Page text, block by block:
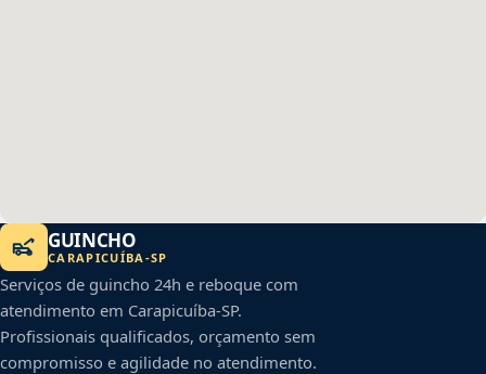
GUINCHO
CARAPICUÍBA -SP
Serviços de guincho 24h e reboque com
atendimento em Carapicuíba-SP.
Profissionais qualificados, orçamento sem
compromisso e agilidade no atendimento.